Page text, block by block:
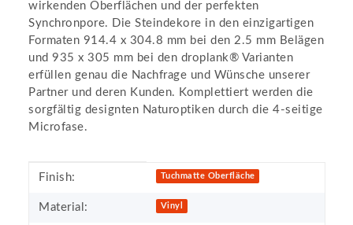
wirkenden Oberflächen und der perfekten
Synchronpore. Die Steindekore in den einzigartigen
Formaten 914.4 x 304.8 mm bei den 2.5 mm Belägen
und 935 x 305 mm bei den droplank® Varianten
erfüllen genau die Nachfrage und Wünsche unserer
Partner und deren Kunden. Komplettiert werden die
sorgfältig designten Naturoptiken durch die 4-seitige
Microfase.
Produkteigenschaft
Wert
Finish: Tuchmatte Oberfläche
Material: Vinyl